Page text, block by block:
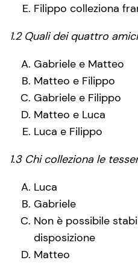
Filippo colleziona
1.2 Quali dei quattro
Gabriele e Matteo
Matteo e Filippo
Gabriele e Filippo
Matteo e Luca
Luca e Filippo
1.3 Chi colleziona le
Luca
Gabriele
Non è possibile
disposizione
Matteo